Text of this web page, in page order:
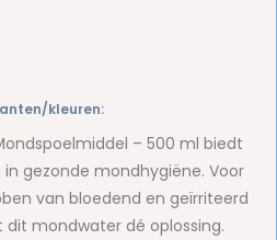
kleuren:
– 500 ml biedt
gezonde mondhygiëne. Voor
van bloedend en geïrriteerd
mondwater dé oplossing.